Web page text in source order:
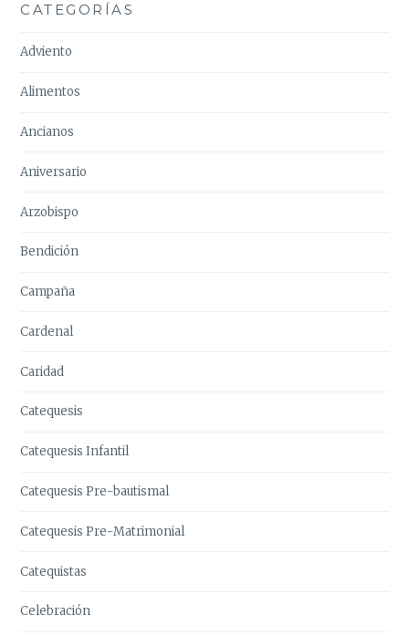
CATEGORÍAS
Adviento
Alimentos
Ancianos
Aniversario
Arzobispo
Bendición
Campaña
Cardenal
Caridad
Catequesis
Catequesis Infantil
Catequesis Pre-bautismal
Catequesis Pre-Matrimonial
Catequistas
Celebración